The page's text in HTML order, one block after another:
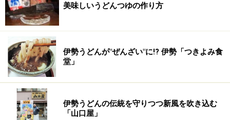
くくり・手ごね
くくり 一まとめにした状態
水が行き渡ったらひとまとめにしてこねる。手のひらで
強く押して平たくなったら2つに折りたたんでいく。こ
の行程を何度か繰り返すと表面に艶が出で来る。力が無
美味しいうどんつゆの作り方
伊勢うどんが"ぜんざい"に!? 伊勢「つきよみ食
堂」
伊勢うどんの伝統を守りつつ新風を吹き込む
「山口屋」